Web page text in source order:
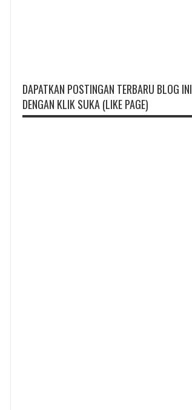
DAPATKAN POSTINGAN TERBARU BLOG INI
DENGAN KLIK SUKA (LIKE PAGE)